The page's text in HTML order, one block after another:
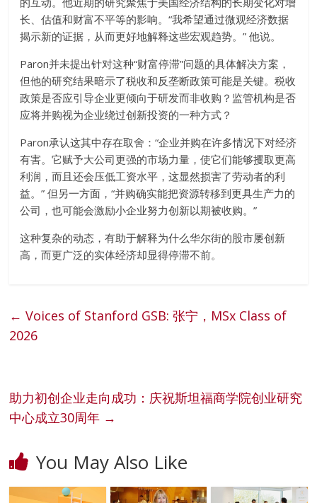
长、估值和财富不平等的影响。“我希望通过微观经济数据
揭示新的证据，从而更好地解释这些宏观趋势。” 他说。
Paron并未提出针对这种“财富停滞”问题的具体解决方案，
但他的研究结果暗示了税收和反垄断政策可能是关键。税收
政策是否应引导企业更倾向于研发而非收购？监管机构是否
应将并购视为企业绕过创新投资的一种方式？
Paron承认这其中存在取舍：“企业并购在许多情况下对经济
有害。它赋予大公司更强的市场力量，使它们能够攫取更高
利润，而且还会压低工资水平，这显然损害了劳动者的利
益。” 但另一方面，“并购确实能把资源转移到更具生产力的
公司，也可能会激励小企业努力创新以期被收购。”
这种复杂的动态，有助于解释为什么华尔街的股市屡创新
高，而更广泛的实体经济却显得停滞不前。
← Voices of Stanford GSB: 张宁，MSx Class of
2026
助力初创企业走向成功：庆祝斯坦福商学院创业研究
中心成立30周年 →
You May Also Like